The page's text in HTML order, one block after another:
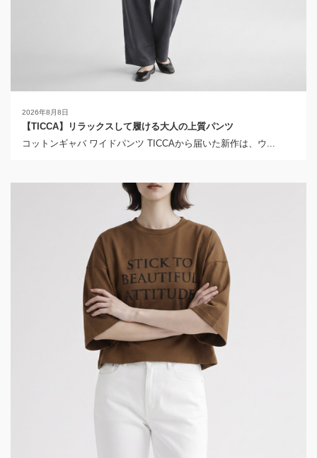
2026年8月8日
【TICCA】リラックスして履ける大人の上質パンツ
コットンギャバ ワイドパンツ TICCAから届いた新作は、ウ...